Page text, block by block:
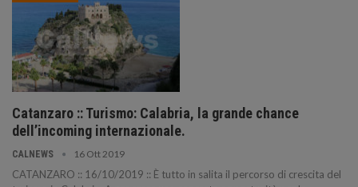
Catanzaro :: Turismo: Calabria, la grande chance
dell’incoming internazionale.
CALNEWS 16 Ott 2019
CATANZARO :: 16/10/2019 :: È tutto in salita il percorso di crescita del